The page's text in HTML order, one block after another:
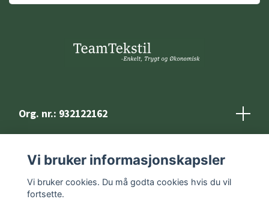
Org. nr.: 932122162
Kontakt
Vi bruker informasjonskapsler
Vi bruker cookies. Du må godta cookies hvis du vil
fortsette.